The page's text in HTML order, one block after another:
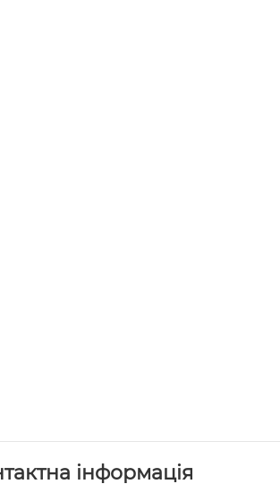
інформація